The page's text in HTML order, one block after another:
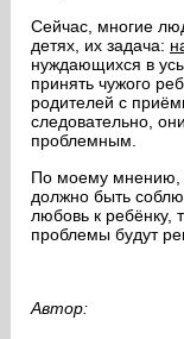
Сейчас, многие
детях, их задача:
нуждающихся в
принять чужого
родителей с
следовательно,
проблемным.
По моему мнению,
должно быть
любовь к ребёнку,
проблемы будут
Автор: